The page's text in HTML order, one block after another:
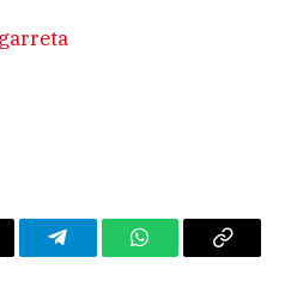
TelegramWhatsAppCopy